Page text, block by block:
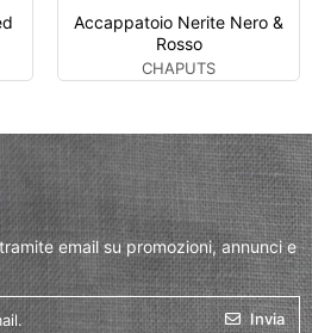
Accappatoio Nerite Nero &
Rosso
CHAPUTS
email su promozioni, annunci e
Invia